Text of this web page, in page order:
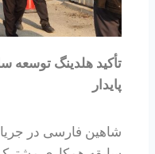
تأکید هلدینگ توسعه
پایدار
شاهین فارسی در جریان